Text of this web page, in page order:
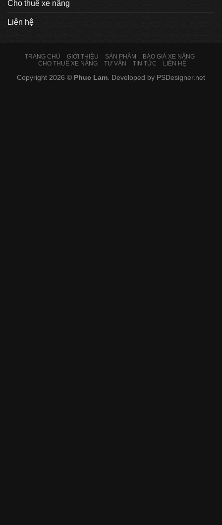
Cho thuê xe nâng
Liên hệ
TRANG CHỦ GIỚI THIỆU SẢN PHẨM
BÁO GIÁ XE NÂNG
CHO THUÊ XE NÂNG
TƯ VẤN TIN TỨC LIÊN HỆ
Copyright 2026 © Phuc Lam. Developed by PSDesigner.net